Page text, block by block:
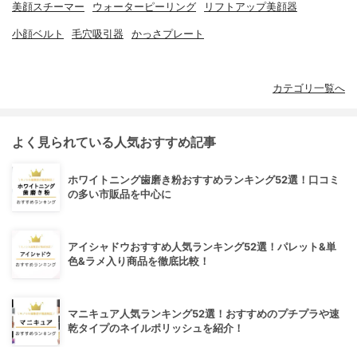
美顔スチーマー ウォーターピーリング リフトアップ美顔器
小顔ベルト 毛穴吸引器 かっさプレート
カテゴリ一覧へ
よく見られている人気おすすめ記事
ホワイトニング歯磨き粉おすすめランキング52選！口コミ
の多い市販品を中心に
アイシャドウおすすめ人気ランキング52選！パレット&単
色&ラメ入り商品を徹底比較！
マニキュア人気ランキング52選！おすすめのプチプラや速
乾タイプのネイルポリッシュを紹介！